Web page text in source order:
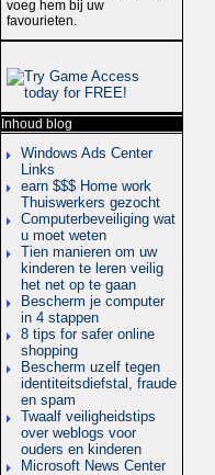
voeg hem bij uw
favourieten.
Inhoud blog
Windows Ads Center
Links
earn $$$ Home work
Thuiswerkers gezocht
Computerbeveiliging wat
u moet weten
Tien manieren om uw
kinderen te leren veilig
het net op te gaan
Bescherm je computer
in 4 stappen
8 tips for safer online
shopping
Bescherm uzelf tegen
identiteitsdiefstal, fraude
en spam
Twaalf veiligheidstips
over weblogs voor
ouders en kinderen
Microsoft News Center